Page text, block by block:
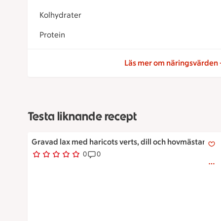
Kolhydrater
Protein
Läs mer om näringsvärden
Testa liknande recept
Gravad lax med haricots verts, dill och hovmästarsås
0
0 personer har röstatReceptet har 0 kommentarer
0
En tallrik med ett par skivor gravad lax och klickar